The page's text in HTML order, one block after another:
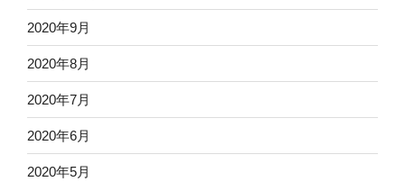
2020年9月
2020年8月
2020年7月
2020年6月
2020年5月